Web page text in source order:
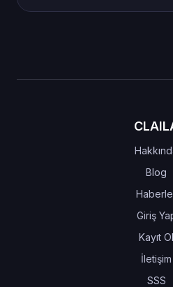
Blog
Giriş
Kayıt Ol
İletişim
SSS